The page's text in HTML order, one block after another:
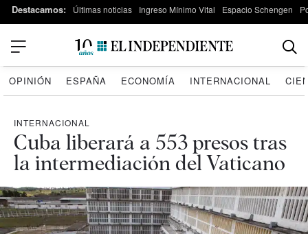
Destacamos: Últimas noticias Ingreso Mínimo Vital Espacio Schengen
OPINIÓN ESPAÑA ECONOMÍA INTERNACIONAL
INTERNACIONAL
Cuba liberará a 553 presos tras
la intermediación del Vaticano